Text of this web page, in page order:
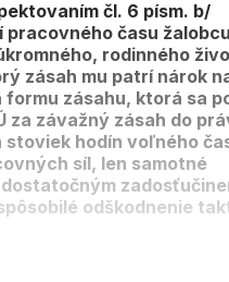
čl. 6 písm. b/
času
rodinného
zásah mu patrí nárok
zásahu, ktorá sa
za závažný zásah do
hodín voľného
síl, len samotné
odškodnenie